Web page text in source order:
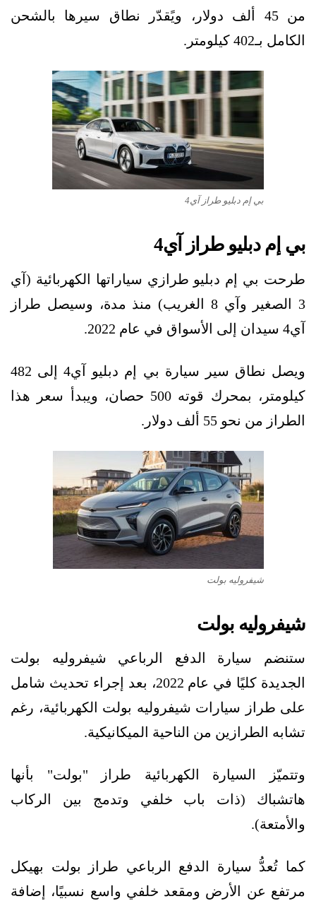
من 45 ألف دولار، ويًقدّر نطاق سيرها بالشحن
الكامل بـ402 كيلومتر.
بي إم دبليو طراز آي4
بي إم دبليو طراز آي4
طرحت بي إم دبليو طرازي سياراتها الكهربائية (آي
3 الصغير وآي 8 الغريب) منذ مدة، وسيصل طراز
آي4 سيدان إلى الأسواق في عام 2022.
ويصل نطاق سير سيارة بي إم دبليو آي4 إلى 482
كيلومتر، بمحرك قوته 500 حصان، ويبدأ سعر هذا
الطراز من نحو 55 ألف دولار.
شيفروليه بولت
شيفروليه بولت
ستنضم سيارة الدفع الرباعي شيفروليه بولت
الجديدة كليًا في عام 2022، بعد إجراء تحديث شامل
على طراز سيارات شيفروليه بولت الكهربائية، رغم
تشابه الطرازين من الناحية الميكانيكية.
وتتميّز السيارة الكهربائية طراز "بولت" بأنها
هاتشباك (ذات باب خلفي وتدمج بين الركاب
والأمتعة).
كما تُعدُّ سيارة الدفع الرباعي طراز بولت بهيكل
مرتفع عن الأرض ومقعد خلفي واسع نسبيًا، إضافة